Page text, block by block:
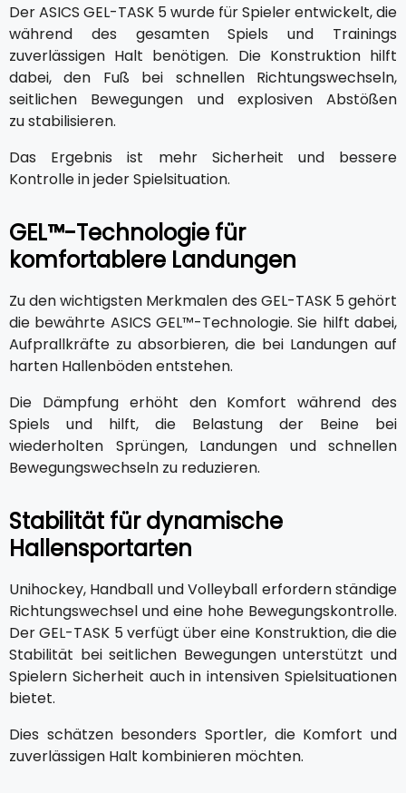
Der ASICS GEL-TASK 5 wurde für Spieler entwickelt, die
während des gesamten Spiels und Trainings
zuverlässigen Halt benötigen. Die Konstruktion hilft
dabei, den Fuß bei schnellen Richtungswechseln,
seitlichen Bewegungen und explosiven Abstößen
zu stabilisieren.
Das Ergebnis ist mehr Sicherheit und bessere
Kontrolle in jeder Spielsituation.
GEL™-Technologie für
komfortablere Landungen
Zu den wichtigsten Merkmalen des GEL-TASK 5 gehört
die bewährte ASICS GEL™-Technologie. Sie hilft dabei,
Aufprallkräfte zu absorbieren, die bei Landungen auf
harten Hallenböden entstehen.
Die Dämpfung erhöht den Komfort während des
Spiels und hilft, die Belastung der Beine bei
wiederholten Sprüngen, Landungen und schnellen
Bewegungswechseln zu reduzieren.
Stabilität für dynamische
Hallensportarten
Unihockey, Handball und Volleyball erfordern ständige
Richtungswechsel und eine hohe Bewegungskontrolle.
Der GEL-TASK 5 verfügt über eine Konstruktion, die die
Stabilität bei seitlichen Bewegungen unterstützt und
Spielern Sicherheit auch in intensiven Spielsituationen
bietet.
Dies schätzen besonders Sportler, die Komfort und
zuverlässigen Halt kombinieren möchten.